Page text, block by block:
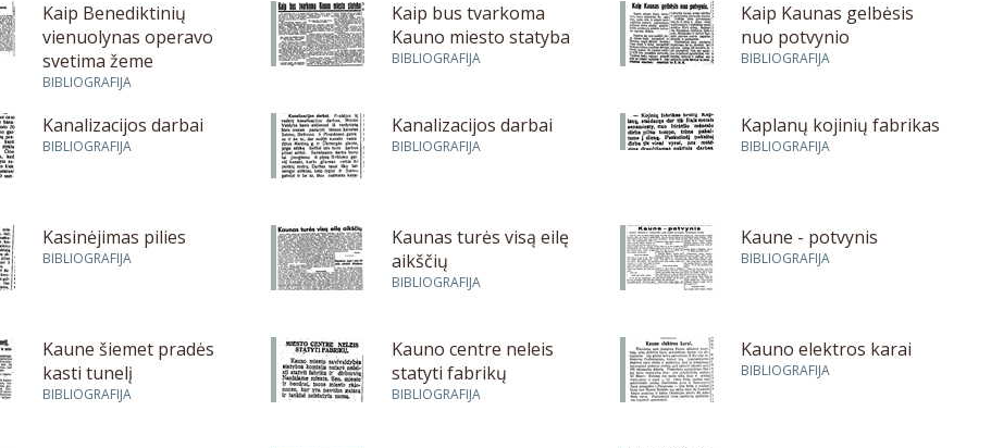
Kaip Benediktinių
vienuolynas operavo
svetima žeme
BIBLIOGRAFIJA
Kaip bus tvarkoma
Kauno miesto statyba
BIBLIOGRAFIJA
Kaip Kaunas gelbėsis
nuo potvynio
BIBLIOGRAFIJA
Kanalizacijos darbai
BIBLIOGRAFIJA
Kanalizacijos darbai
BIBLIOGRAFIJA
Kaplanų kojinių fabrikas
BIBLIOGRAFIJA
Kasinėjimas pilies
BIBLIOGRAFIJA
Kaunas turės visą eilę
aikščių
BIBLIOGRAFIJA
Kaune - potvynis
BIBLIOGRAFIJA
Kaune šiemet pradės
kasti tunelį
BIBLIOGRAFIJA
Kauno centre neleis
statyti fabrikų
BIBLIOGRAFIJA
Kauno elektros karai
BIBLIOGRAFIJA